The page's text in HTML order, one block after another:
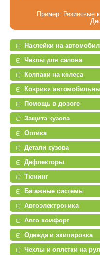
Пример: Резиновые
Наклейки на
Чехлы для салона
Колпаки на колеса
Коврики
Помощь в дороге
Защита кузова
Оптика
Детали кузова
Дефлекторы
Тюнинг
Багажные системы
Автоэлектроника
Авто комфорт
Одежда и экипировка
Чехлы и оплетки на